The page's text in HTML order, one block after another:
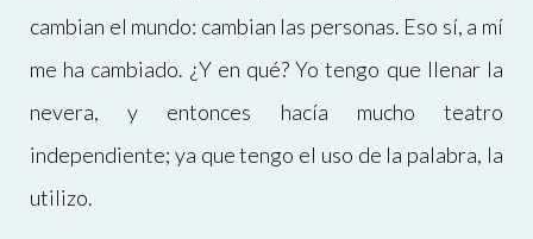
cambian el mundo: cambian las personas. Eso sí, a mí
me ha cambiado. ¿Y en qué? Yo tengo que llenar la
nevera, y entonces hacía mucho teatro
independiente; ya que tengo el uso de la palabra, la
utilizo.